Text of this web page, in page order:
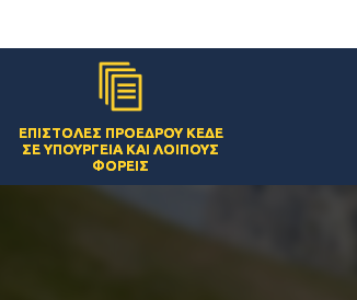
ΕΠΙΣΤΟΛΈΣ ΠΡΟΈΔΡΟΥ ΚΕΔΕ
ΣΕ ΥΠΟΥΡΓΕΊΑ ΚΑΙ ΛΟΙΠΟΎΣ
ΦΟΡΕΊΣ